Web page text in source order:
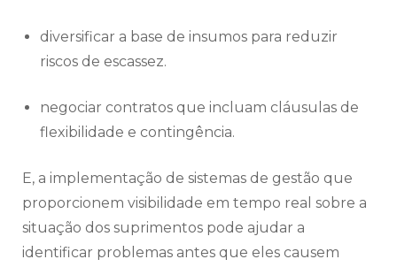
diversificar a base de insumos para reduzir
riscos de escassez.
negociar contratos que incluam cláusulas de
flexibilidade e contingência.
E, a implementação de sistemas de gestão que
proporcionem visibilidade em tempo real sobre a
situação dos suprimentos pode ajudar a
identificar problemas antes que eles causem